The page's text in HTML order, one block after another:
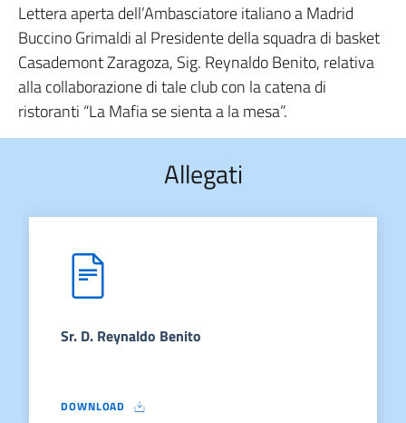
Lettera aperta dell’Ambasciatore italiano a Madrid
Buccino Grimaldi al Presidente della squadra di basket
Casademont Zaragoza, Sig. Reynaldo Benito, relativa
alla collaborazione di tale club con la catena di
ristoranti “La Mafia se sienta a la mesa”.
Allegati
Sr. D. Reynaldo Benito
DOWNLOAD
SR. D. REYNALDO BENITO